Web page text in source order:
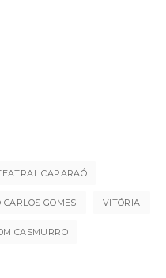
CAPARAÓ
GOMES VITÓRIA
CASMURRO